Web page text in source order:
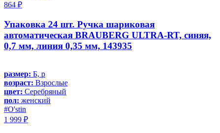
864 ₽
Упаковка 24 шт. Ручка шариковая
автоматическая BRAUBERG ULTRA-RT, синяя,
0,7 мм, линия 0,35 мм, 143935
размер: Б, р
возраст: Взрослые
цвет: Серебряный
пол: женский
#O'stin
1 999 ₽